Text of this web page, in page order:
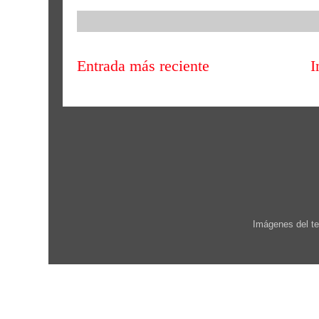
Entrada más reciente
Imágenes del